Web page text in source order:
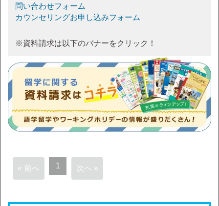
問い合わせフォーム
カウンセリングお申し込みフォーム
※資料請求は以下のバナーをクリック！
« 前へ 1 次へ »